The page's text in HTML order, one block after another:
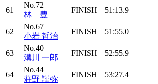
61
No.72
林 豊
FINISH 51:13.9
62
No.67
小岩 哲治
FINISH 51:55.0
63
No.40
溝川 一郎
FINISH 52:55.9
64
No.44
荘野 謹弥
FINISH 53:27.4